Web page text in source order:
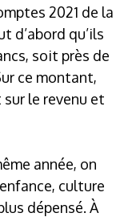
2021 de la
d’abord qu’ils
soit près de
ce montant,
le revenu et
année, on
culture
dépensé. À